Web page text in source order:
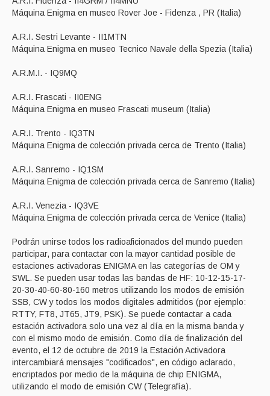
Máquina Enigma en museo Rover Joe - Fidenza , PR (Italia)
A.R.I. Sestri Levante - II1MTN
Máquina Enigma en museo Tecnico Navale della Spezia (Italia)
A.R.M.I. - IQ9MQ
A.R.I. Frascati - II0ENG
Máquina Enigma en museo Frascati museum (Italia)
A.R.I. Trento - IQ3TN
Máquina Enigma de colección privada cerca de Trento (Italia)
A.R.I. Sanremo - IQ1SM
Máquina Enigma de colección privada cerca de Sanremo (Italia)
A.R.I. Venezia - IQ3VE
Máquina Enigma de colección privada cerca de Venice (Italia)
Podrán unirse todos los radioaficionados del mundo pueden
participar, para contactar con la mayor cantidad posible de
estaciones activadoras ENIGMA en las categorías de OM y
SWL. Se pueden usar todas las bandas de HF: 10-12-15-17-
20-30-40-60-80-160 metros utilizando los modos de emisión
SSB, CW y todos los modos digitales admitidos (por ejemplo:
RTTY, FT8, JT65, JT9, PSK). Se puede contactar a cada
estación activadora solo una vez al día en la misma banda y
con el mismo modo de emisión. Como día de finalización del
evento, el 12 de octubre de 2019 la Estación Activadora
intercambiará mensajes "codificados", en código aclarado,
encriptados por medio de la máquina de chip ENIGMA,
utilizando el modo de emisión CW (Telegrafía).